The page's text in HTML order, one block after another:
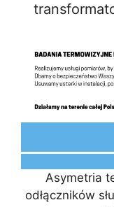
Asymetria
odłączników